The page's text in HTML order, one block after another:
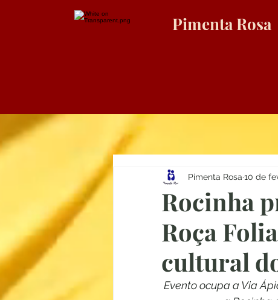
Pimenta Rosa
Rocinha
Roça
cultural
Pimenta Rosa 10 de
Evento ocupa a Via